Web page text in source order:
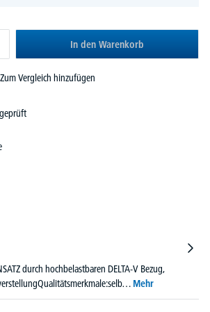
In den Warenkorb
Zum Vergleich hinzufügen
durch hochbelastbaren DELTA-V Bezug,
Mehr